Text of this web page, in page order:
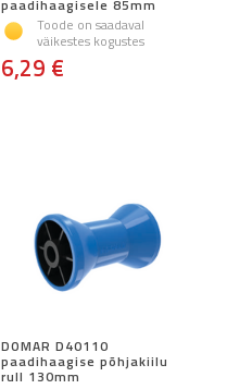
paadihaagisele 85mm
Toode on saadaval
väikestes kogustes
6,29 €
DOMAR D40110
paadihaagise põhjakiilu
rull 130mm